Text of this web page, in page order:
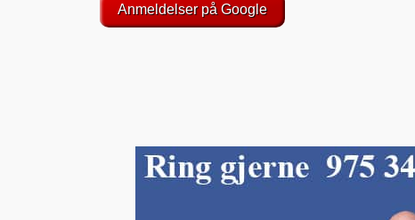
Anmeldelser på Google